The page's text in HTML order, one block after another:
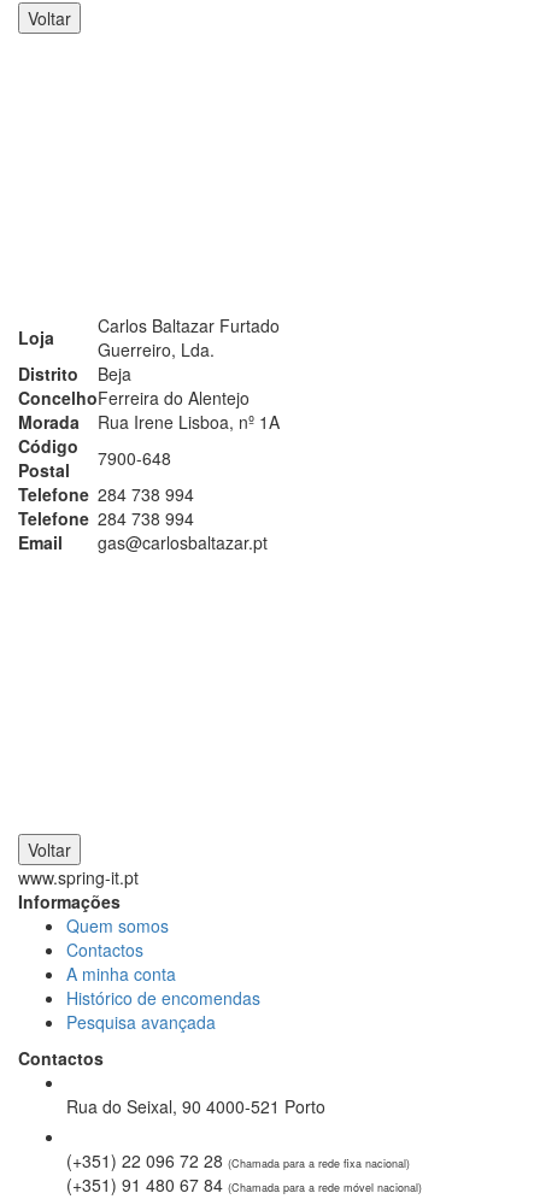
Voltar
Loja
Carlos Baltazar Furtado
Guerreiro, Lda.
Distrito
Beja
ConcelhoFerreira do Alentejo
Morada
Rua Irene Lisboa, nº 1A
Código
Postal
7900-648
Telefone 284 738 994
Telefone 284 738 994
Email
gas@carlosbaltazar.pt
Voltar
www.spring-it.pt
Informações
Quem somos
Contactos
A minha conta
Histórico de encomendas
Pesquisa avançada
Contactos
Rua do Seixal, 90 4000-521 Porto
(+351) 22 096 72 28 (Chamada para a rede fixa nacional)
(+351) 91 480 67 84 (Chamada para a rede móvel nacional)